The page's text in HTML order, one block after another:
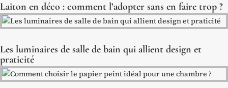
Laiton en déco : comment l’adopter sans en faire trop ?
Les luminaires de salle de bain qui allient design et
praticité